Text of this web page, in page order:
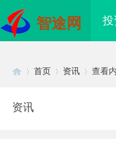
智途网 投
首页 资讯 查看
资讯